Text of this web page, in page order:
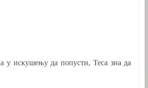
у искушењу да попусти, Теса зна да